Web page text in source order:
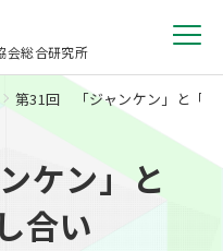
会総合研究所
第31回 「ジャンケン」と「多
ケン」と
合い